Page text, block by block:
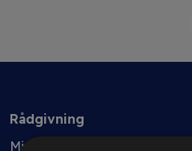
Rådgivning
Min bolagsjurist